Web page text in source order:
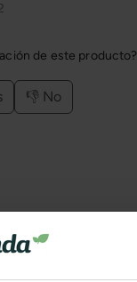
de este producto?
👎 No